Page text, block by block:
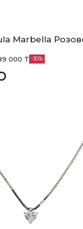
Marbella
000 ₸ 30